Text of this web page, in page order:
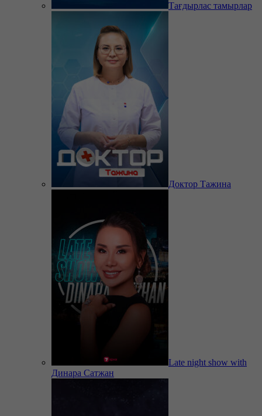
Тағдырлас тамырлар
Доктор Тажина
Late night show with
Динара Сатжан